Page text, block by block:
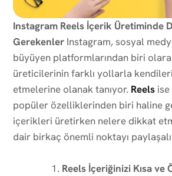
Instagram Reels İçerik Üretiminde
Gerekenler Instagram, sosyal
büyüyen platformlarından biri
üreticilerinin farklı yollarla
etmelerine olanak tanıyor. Reels ise
popüler özelliklerinden biri haline
içerikleri üretirken nelere dikkat
dair birkaç önemli noktayı
Reels İçeriğinizi Kısa ve